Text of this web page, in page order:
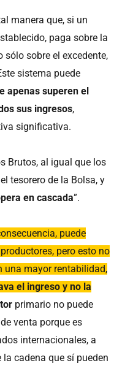
manera que, si un
paga sobre la
sobre el excedente,
sistema puede
apenas superen el
sus ingresos,
significativa.
Brutos, al igual que los
tesorero de la Bolsa, y
en cascada”.
puede
pero esto no
una mayor rentabilidad,
el ingreso y no la
primario no puede
venta porque es
internacionales, a
cadena que sí pueden